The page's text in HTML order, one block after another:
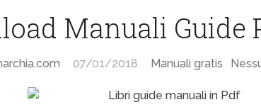
Manuali Guide
07/01/2018 Manuali gratis